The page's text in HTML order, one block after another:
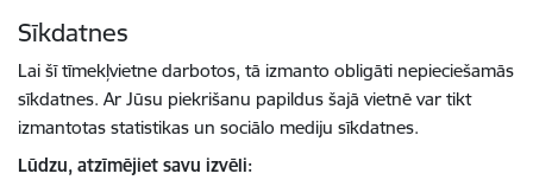
Sīkdatnes
Lai šī tīmekļvietne darbotos, tā izmanto obligāti nepieciešamās
sīkdatnes. Ar Jūsu piekrišanu papildus šajā vietnē var tikt
izmantotas statistikas un sociālo mediju sīkdatnes.
Lūdzu, atzīmējiet savu izvēli:
1 / 20